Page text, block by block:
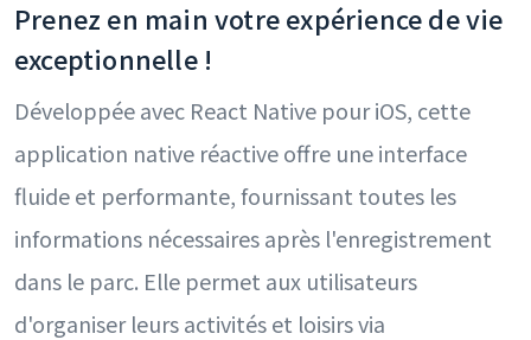
Prenez en main votre expérience de vie
exceptionnelle !
Développée avec React Native pour iOS, cette
application native réactive offre une interface
fluide et performante, fournissant toutes les
informations nécessaires après l'enregistrement
dans le parc. Elle permet aux utilisateurs
d'organiser leurs activités et loisirs via